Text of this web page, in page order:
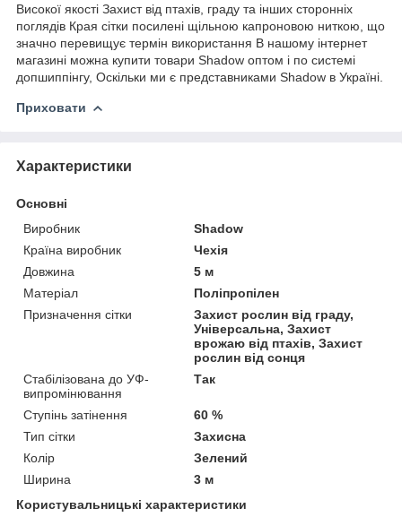
Високої якості Захист від птахів, граду та інших сторонніх
поглядів Края сітки посилені щільною капроновою ниткою, що
значно перевищує термін використання В нашому інтернет
магазині можна купити товари Shadow оптом і по системі
допшиппінгу, Оскільки ми є представниками Shadow в Україні.
Приховати
Характеристики
Основні
Виробник
Shadow
Країна виробник
Чехія
Довжина
5 м
Матеріал
Поліпропілен
Призначення сітки
Захист рослин від граду,
Універсальна, Захист
врожаю від птахів, Захист
рослин від сонця
Стабілізована до УФ-
випромінювання
Так
Ступінь затінення
60 %
Тип сітки
Захисна
Колір
Зелений
Ширина
3 м
Користувальницькі характеристики